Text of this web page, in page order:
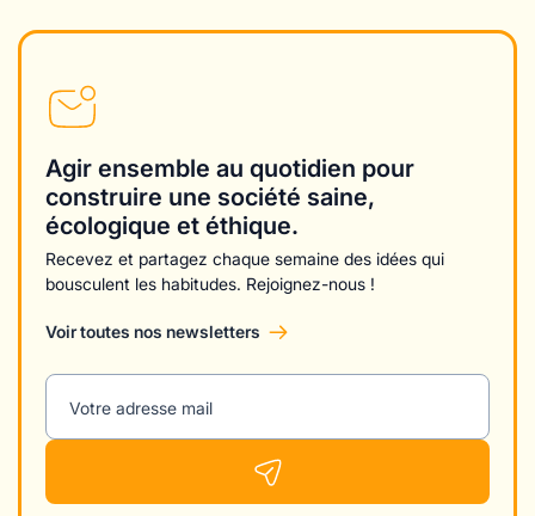
Agir ensemble au quotidien pour
construire une société saine,
écologique et éthique.
Recevez et partagez chaque semaine des idées qui
bousculent les habitudes. Rejoignez-nous !
Voir toutes nos newsletters
Votre adresse mail